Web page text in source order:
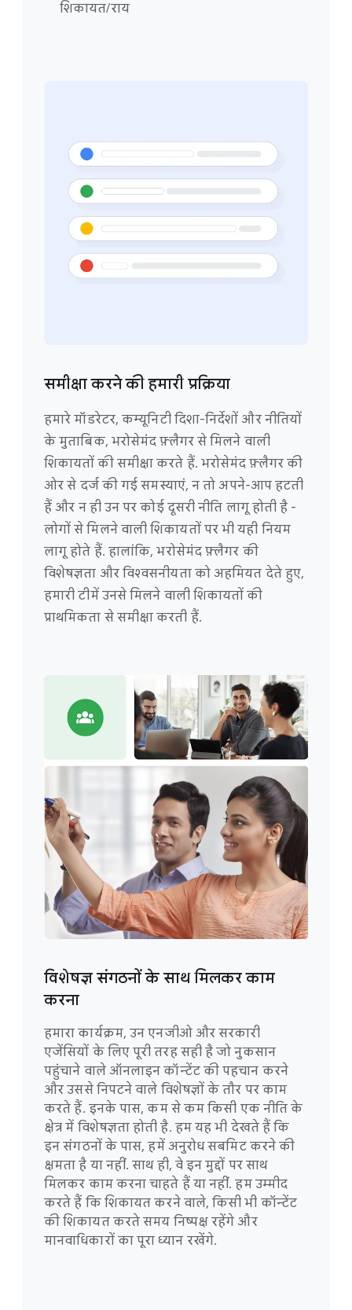
शिकायत/राय
समीक्षा करने की हमारी प्रक्रिया
हमारे मॉडरेटर, कम्यूनिटी दिशा-निर्देशों और नीतियों
के मुताबिक, भरोसेमंद फ़्लैगर से मिलने वाली
शिकायतों की समीक्षा करते हैं. भरोसेमंद फ़्लैगर की
ओर से दर्ज की गई समस्याएं, न तो अपने-आप हटती
हैं और न ही उन पर कोई दूसरी नीति लागू होती है -
लोगों से मिलने वाली शिकायतों पर भी यही नियम
लागू होते हैं. हालांकि, भरोसेमंद फ़्लैगर की
विशेषज्ञता और विश्वसनीयता को अहमियत देते हुए,
हमारी टीमें उनसे मिलने वाली शिकायतों की
प्राथमिकता से समीक्षा करती हैं.
विशेषज्ञ संगठनों के साथ मिलकर काम
करना
हमारा कार्यक्रम, उन एनजीओ और सरकारी
एजेंसियों के लिए पूरी तरह सही है जो नुकसान
पहुंचाने वाले ऑनलाइन कॉन्टेंट की पहचान करने
और उससे निपटने वाले विशेषज्ञों के तौर पर काम
करते हैं. इनके पास, कम से कम किसी एक नीति के
क्षेत्र में विशेषज्ञता होती है. हम यह भी देखते हैं कि
इन संगठनों के पास, हमें अनुरोध सबमिट करने की
क्षमता है या नहीं. साथ ही, वे इन मुद्दों पर साथ
मिलकर काम करना चाहते हैं या नहीं. हम उम्मीद
करते हैं कि शिकायत करने वाले, किसी भी कॉन्टेंट
की शिकायत करते समय निष्पक्ष रहेंगे और
मानवाधिकारों का पूरा ध्यान रखेंगे.